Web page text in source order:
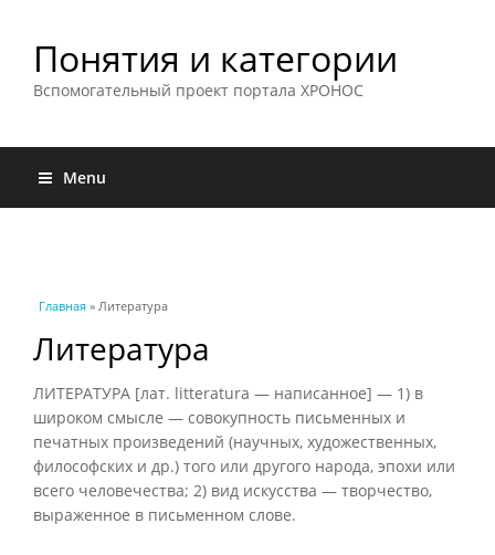
Понятия и категории
Вспомогательный проект портала ХРОНОС
Menu
Вы здесь
Главная » Литература
Литература
ЛИТЕРАТУРА [лат. litteratura — написанное] — 1) в
широком смысле — совокупность письменных и
печатных произведений (научных, художественных,
философских и др.) того или другого народа, эпохи или
всего человечества; 2) вид искусства — творчество,
выраженное в письменном слове.